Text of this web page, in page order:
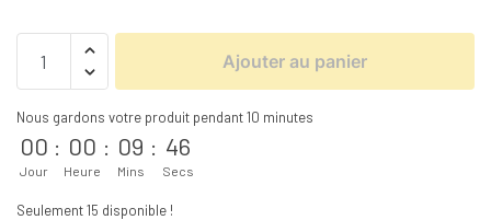
Ajouter au panier
Nous gardons votre produit pendant 10 minutes
00
Jour
: 00
Heure
: 09
Mins
: 45
Secs
Seulement 15 disponible !